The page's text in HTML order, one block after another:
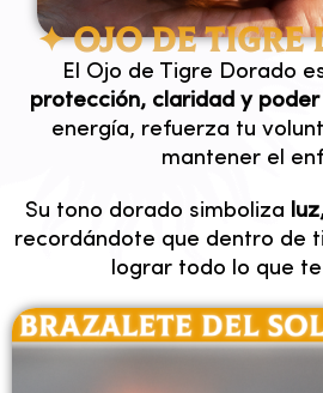
✦ OJO DE TIGRE
El Ojo de Tigre Dorado
protección, claridad y poder
energía, refuerza tu
mantener el
Su tono dorado simboliza
recordándote que dentro de
lograr todo lo que